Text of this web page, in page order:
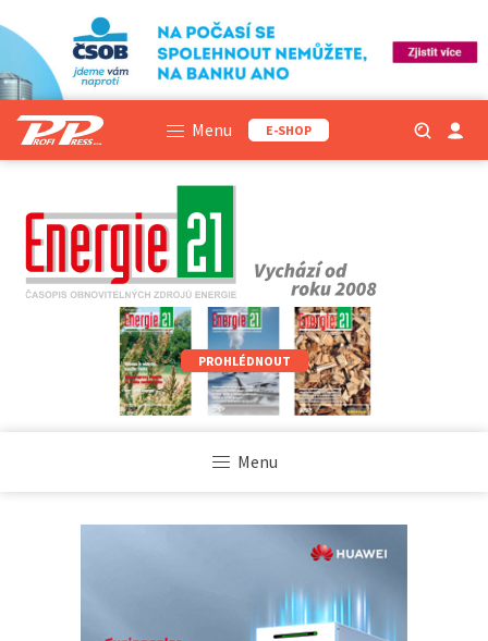
Menu E-SHOP
PROHLÉDNOUT
Menu